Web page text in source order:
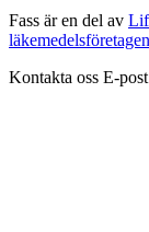
Fass är en del av Lif
Kontakta oss E-post